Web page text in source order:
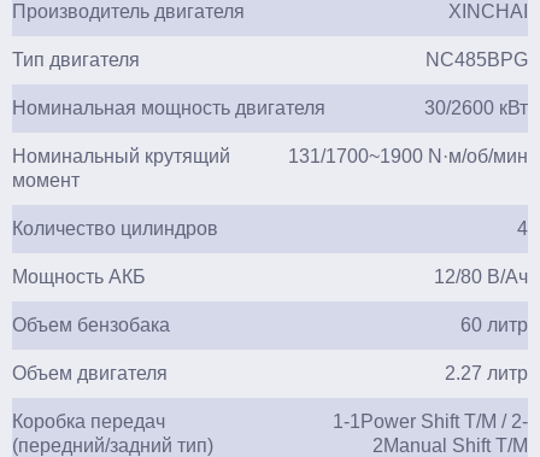
Производитель двигателя XINCHAI
Тип двигателя NC485BPG
Номинальная мощность двигателя 30/2600 кВт
Номинальный крутящий
момент
131/1700~1900 N·м/об/мин
Количество цилиндров 4
Мощность АКБ 12/80 В/Ач
Объем бензобака 60 литр
Объем двигателя 2.27 литр
Коробка передач
(передний/задний тип)
1-1Power Shift T/M / 2-
2Manual Shift T/M